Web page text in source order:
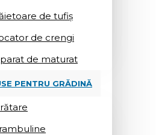
de tufiș
de crengi
de maturat
PENTRU GRĂDINĂ